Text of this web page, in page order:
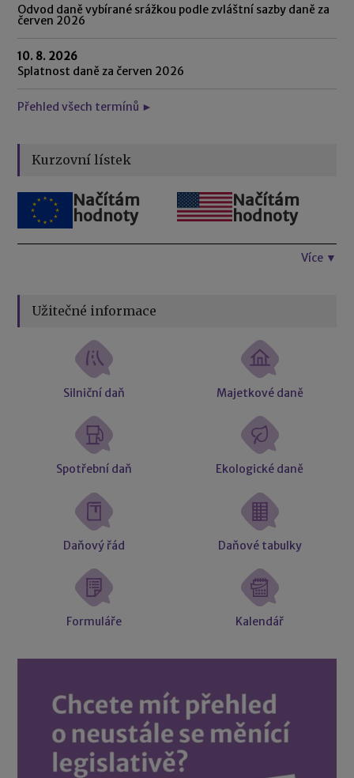
Odvod daně vybírané srážkou podle zvláštní sazby daně za
červen 2026
10. 8. 2026
Splatnost daně za červen 2026
Přehled všech termínů ►
Kurzovní lístek
Načítám
hodnoty
Načítám
hodnoty
Více ▼
Užitečné informace
Silniční daň Majetkové daně
Spotřební daň Ekologické daně
Daňový řád Daňové tabulky
Formuláře Kalendář